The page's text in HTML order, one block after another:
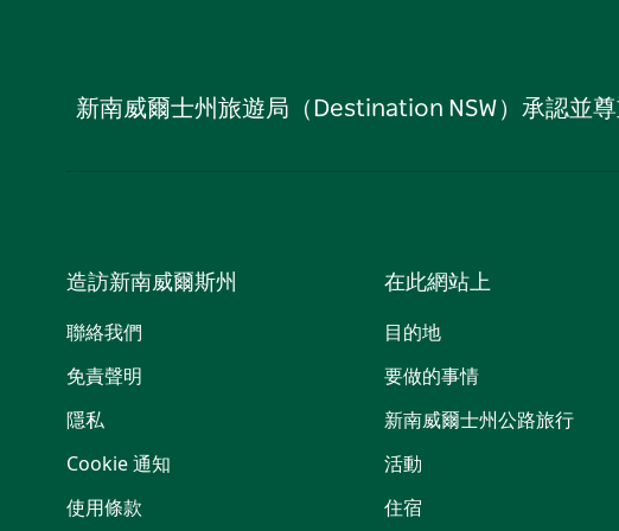
新南威爾士州旅遊局（Destination NSW）承認並
造訪新南威爾斯州
聯絡我們
免責聲明
隱私
Cookie 通知
使用條款
在此網站上
目的地
要做的事情
新南威爾士州公路旅行
活動
住宿